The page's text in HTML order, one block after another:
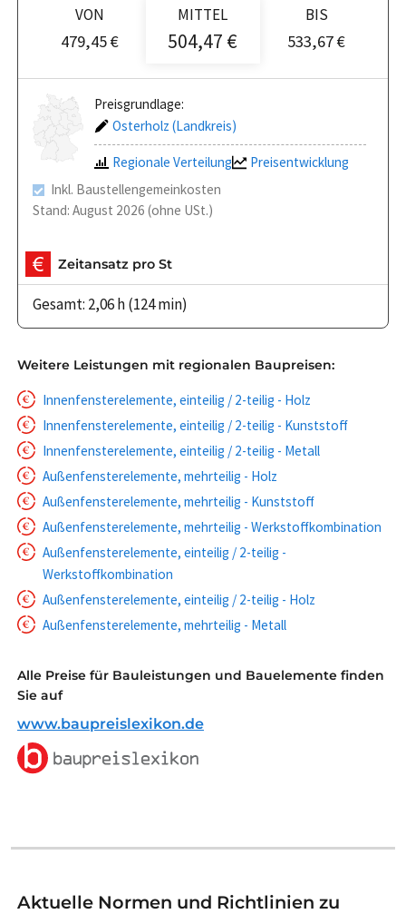
VON
479,45 €
MITTEL
504,47 €
BIS
533,67 €
Preisgrundlage:
Osterholz (Landkreis)
Regionale Verteilung
Preisentwicklung
Inkl. Baustellengemeinkosten
Stand: August 2026 (ohne USt.)
Zeitansatz pro St
Gesamt: 2,06 h (124 min)
Weitere Leistungen mit regionalen Baupreisen:
Innenfensterelemente, einteilig / 2-teilig - Holz
Innenfensterelemente, einteilig / 2-teilig - Kunststoff
Innenfensterelemente, einteilig / 2-teilig - Metall
Außenfensterelemente, mehrteilig - Holz
Außenfensterelemente, mehrteilig - Kunststoff
Außenfensterelemente, mehrteilig - Werkstoffkombination
Außenfensterelemente, einteilig / 2-teilig -
Werkstoffkombination
Außenfensterelemente, einteilig / 2-teilig - Holz
Außenfensterelemente, mehrteilig - Metall
Alle Preise für Bauleistungen und Bauelemente finden
Sie auf
www.baupreislexikon.de
Aktuelle Normen und Richtlinien zu